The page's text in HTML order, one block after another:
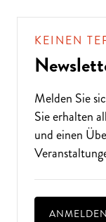
KEINEN
Melden Sie
Sie erhalten
und einen
ANMELDEN